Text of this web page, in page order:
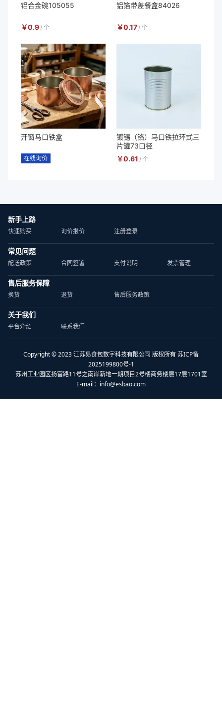
铝合金碗105055
￥0.9 / 个
铝箔带盖餐盒84026
￥0.17 / 个
开窗马口铁盒
在线询价
镀锡（铬）马口铁拉环式三
片罐73口径
￥0.61 / 个
新手上路
快速购买 询价报价 注册登录
常见问题
配送政策 合同签署 支付说明 发票管理
售后服务保障
换货 退货 售后服务政策
关于我们
平台介绍 联系我们
Copyright © 2023 江苏易食包数字科技有限公司 版权所有 苏ICP备
2025199800号-1
苏州工业园区扬富路11号之南岸新地一期项目2号楼商务楼层17层1701室
E-mail： info@esbao.com